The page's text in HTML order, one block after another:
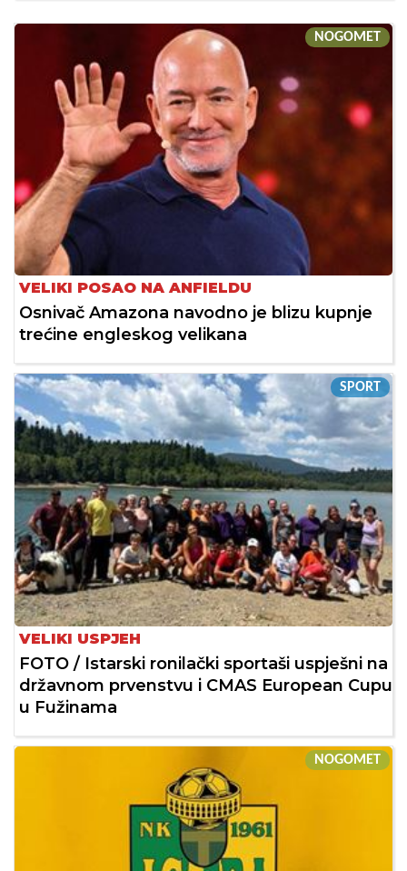
NOGOMET
VELIKI POSAO NA ANFIELDU
Osnivač Amazona navodno je blizu kupnje
trećine engleskog velikana
SPORT
VELIKI USPJEH
FOTO / Istarski ronilački sportaši uspješni na
državnom prvenstvu i CMAS European Cupu
u Fužinama
NOGOMET